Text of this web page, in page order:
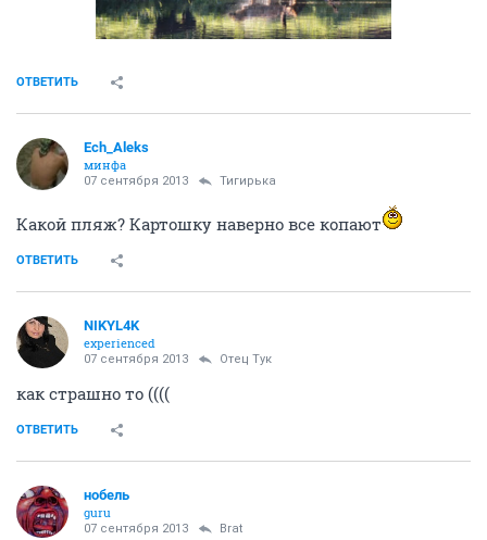
ОТВЕТИТЬ
Ech_Aleks
минфа
07 сентября 2013 Тигирька
Какой пляж? Картошку наверно все копают
ОТВЕТИТЬ
NIKYL4K
experienced
07 сентября 2013 Отец Тук
как страшно то ((((
ОТВЕТИТЬ
нобель
guru
07 сентября 2013 Brat